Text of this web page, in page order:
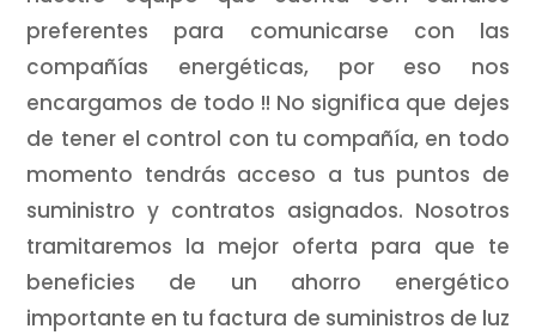
preferentes para comunicarse con las
compañías energéticas, por eso nos
encargamos de todo !! No significa que dejes
de tener el control con tu compañía, en todo
momento tendrás acceso a tus puntos de
suministro y contratos asignados. Nosotros
tramitaremos la mejor oferta para que te
beneficies de un ahorro energético
importante en tu factura de suministros de luz